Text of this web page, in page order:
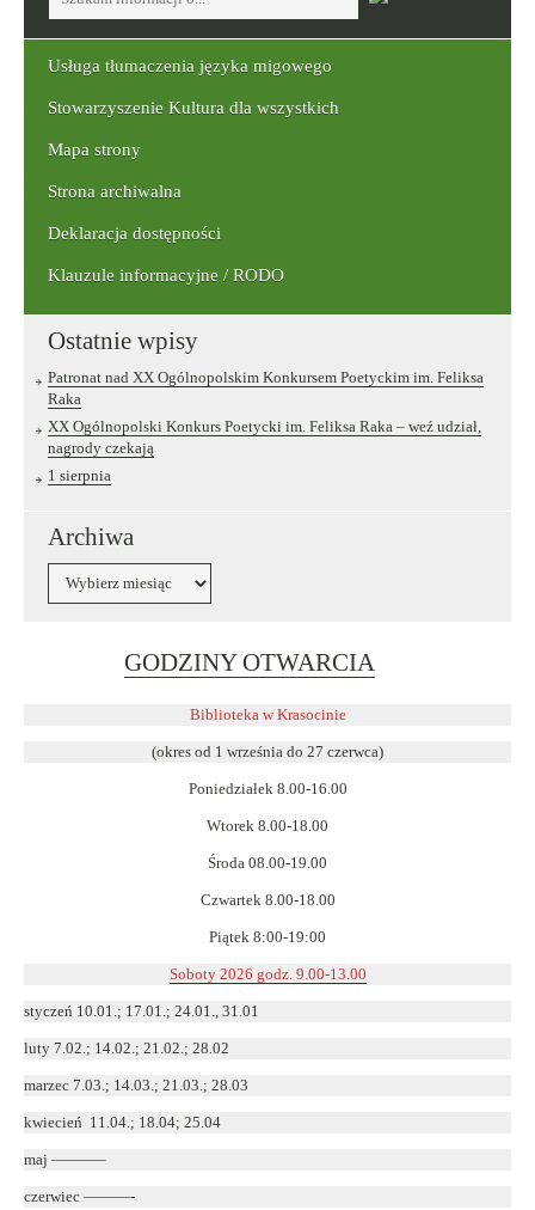
wpisz
Usługa tłumaczenia języka migowego
Stowarzyszenie Kultura dla wszystkich
Mapa strony
Strona archiwalna
Deklaracja dostępności
Klauzule informacyjne / RODO
Ostatnie wpisy
Patronat nad XX Ogólnopolskim Konkursem Poetyckim im. Feliksa
Raka
XX Ogólnopolski Konkurs Poetycki im. Feliksa Raka – weź udział,
nagrody czekają
1 sierpnia
Archiwa
GODZINY OTWARCIA
w
Biblioteka w Krasocinie
(okres od 1 września do 27 czerwca)
Poniedziałek 8.00-16.00
Wtorek 8.00-18.00
Środa 08.00-19.00
Czwartek 8.00-18.00
Piątek 8:00-19:00
Soboty 2026 godz. 9.00-13.00
styczeń 10.01.; 17.01.; 24.01., 31.01
luty 7.02.; 14.02.; 21.02.; 28.02
marzec 7.03.; 14.03.; 21.03.; 28.03
kwiecień 11.04.; 18.04; 25.04
maj ———–
czerwiec ———-